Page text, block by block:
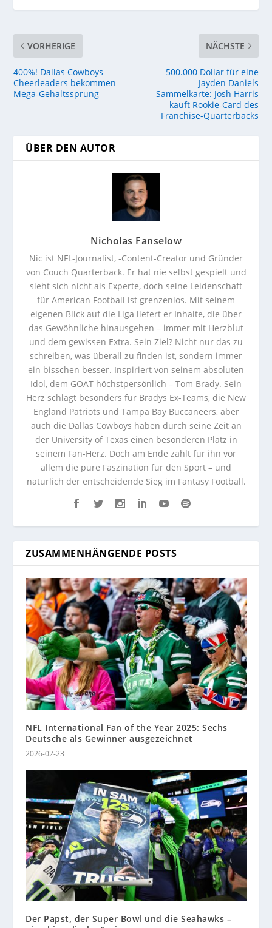
VORHERIGE
400%! Dallas Cowboys
Cheerleaders bekommen
Mega-Gehaltssprung
NÄCHSTE
500.000 Dollar für eine
Jayden Daniels
Sammelkarte: Josh Harris
kauft Rookie-Card des
Franchise-Quarterbacks
ÜBER DEN AUTOR
Nicholas Fanselow
Nic ist NFL-Journalist, -Content-Creator und Gründer
von Couch Quarterback. Er hat nie selbst gespielt und
sieht sich nicht als Experte, doch seine Leidenschaft
für American Football ist grenzenlos. Mit seinem
eigenen Blick auf die Liga liefert er Inhalte, die über
das Gewöhnliche hinausgehen – immer mit Herzblut
und dem gewissen Extra. Sein Ziel? Nicht nur das zu
schreiben, was überall zu finden ist, sondern immer
ein bisschen besser. Inspiriert von seinem absoluten
Idol, dem GOAT höchstpersönlich – Tom Brady. Sein
Herz schlägt besonders für Bradys Ex-Teams, die New
England Patriots und Tampa Bay Buccaneers, aber
auch die Dallas Cowboys haben durch seine Zeit an
der University of Texas einen besonderen Platz in
seinem Fan-Herz. Doch am Ende zählt für ihn vor
allem die pure Faszination für den Sport – und
natürlich der entscheidende Sieg im Fantasy Football.
ZUSAMMENHÄNGENDE POSTS
NFL International Fan of the Year 2025: Sechs
Deutsche als Gewinner ausgezeichnet
2026-02-23
Der Papst, der Super Bowl und die Seahawks –